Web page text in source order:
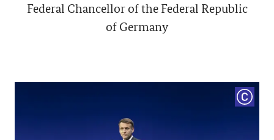
Federal Chancellor of the Federal Republic
of Germany